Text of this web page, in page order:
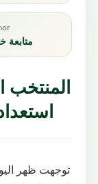
متابعة
المنتخب
توجهت ظهر